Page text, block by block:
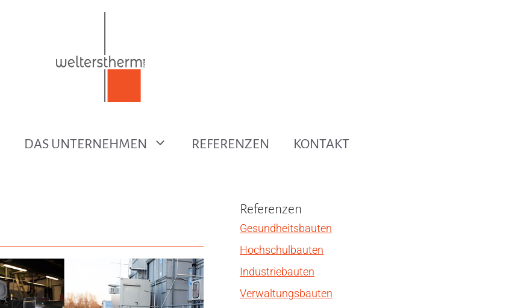
DAS UNTERNEHMEN REFERENZEN KONTAKT
Referenzen
Gesundheitsbauten
Hochschulbauten
Industriebauten
Verwaltungsbauten